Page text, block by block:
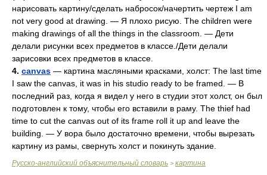
нарисовать картину/сделать набросок/начертить чертеж I am
not very good at drawing. — Я плохо рисую. The children were
making drawings of all the things in the classroom. — Дети
делали рисунки всех предметов в классе./Дети делали
зарисовки всех предметов в классе.
4. canvas — картина масляными красками, холст: The last time
I saw the canvas, it was in his studio ready to be framed. — В
последний раз, когда я видел у него в студии этот холст, он был
подготовлен к тому, чтобы его вставили в раму. The thief had
time to cut the canvas out of its frame roll it up and leave the
building. — У вора было достаточно времени, чтобы вырезать
картину из рамы, свернуть холст и покинуть здание.
Русско-английский объяснительный словарь > картина